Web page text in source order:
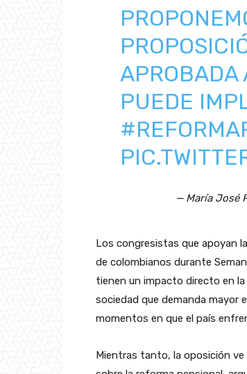
APROBADA
PUEDE
— María José
Los congresistas que apoyan
de colombianos durante
tienen un impacto directo en
sociedad que demanda mayor
momentos en que el país
Mientras tanto, la oposición ve